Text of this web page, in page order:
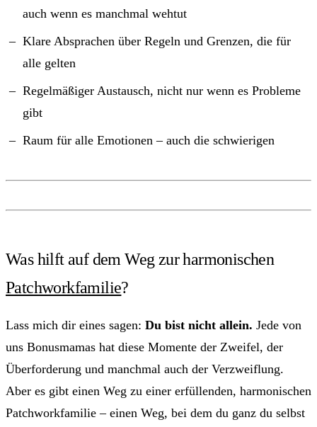
auch wenn es manchmal wehtut
Klare Absprachen über Regeln und Grenzen, die für
alle gelten
Regelmäßiger Austausch, nicht nur wenn es Probleme
gibt
Raum für alle Emotionen – auch die schwierigen
Was hilft auf dem Weg zur harmonischen
Patchworkfamilie?
Lass mich dir eines sagen: Du bist nicht allein. Jede von
uns Bonusmamas hat diese Momente der Zweifel, der
Überforderung und manchmal auch der Verzweiflung.
Aber es gibt einen Weg zu einer erfüllenden, harmonischen
Patchworkfamilie – einen Weg, bei dem du ganz du selbst